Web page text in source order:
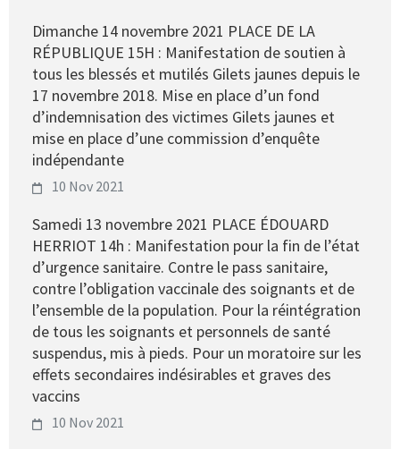
Dimanche 14 novembre 2021 PLACE DE LA
RÉPUBLIQUE 15H : Manifestation de soutien à
tous les blessés et mutilés Gilets jaunes depuis le
17 novembre 2018. Mise en place d’un fond
d’indemnisation des victimes Gilets jaunes et
mise en place d’une commission d’enquête
indépendante
10 Nov 2021
Samedi 13 novembre 2021 PLACE ÉDOUARD
HERRIOT 14h : Manifestation pour la fin de l’état
d’urgence sanitaire. Contre le pass sanitaire,
contre l’obligation vaccinale des soignants et de
l’ensemble de la population. Pour la réintégration
de tous les soignants et personnels de santé
suspendus, mis à pieds. Pour un moratoire sur les
effets secondaires indésirables et graves des
vaccins
10 Nov 2021